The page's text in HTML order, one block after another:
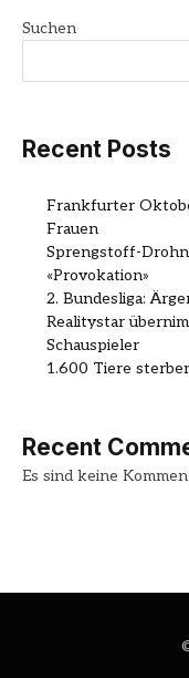
Suchen
Recent Posts
Frankfurter
Frauen
Sprengstoff-
«Provokation»
2. Bundesliga:
Realitystar
Schauspieler
1.600 Tiere
Recent
Es sind keine